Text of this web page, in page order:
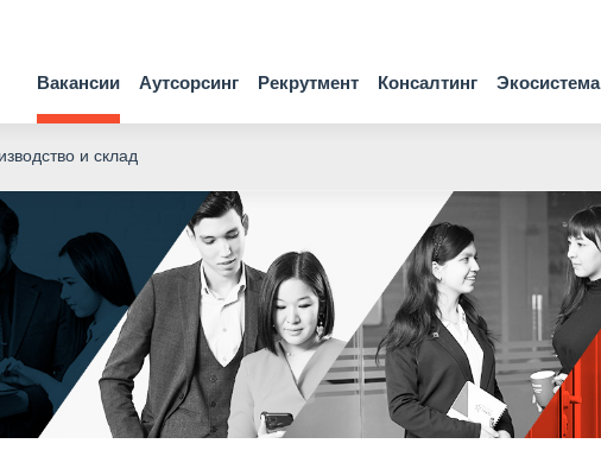
Вакансии Аутсорсинг Рекрутмент Консалтинг Экосистема
и склад